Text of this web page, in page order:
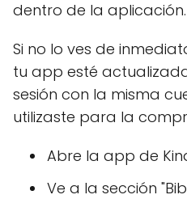
dentro de la aplicación.
Si no lo ves de
tu app esté
sesión con la misma
utilizaste para la
Abre la app de
Ve a la sección